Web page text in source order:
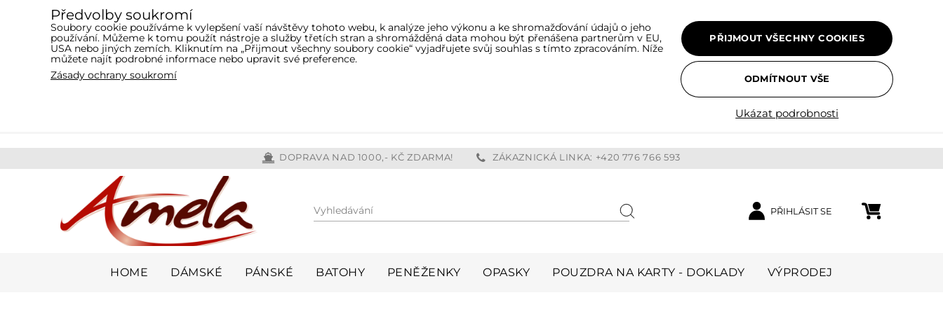
Vyhledávání
PŘIHLÁSIT SE
Nákupní košík
DOPRAVA NAD 1000,- KČ ZDARMA! ZÁKAZNICKÁ LINKA: +420 776 766 593
HOME DÁMSKÉ PÁNSKÉ BATOHY PENĚŽENKY OPASKY POUZDRA NA KARTY - DOKLADY VÝPRODEJ
Předvolby soukromí
Soubory cookie používáme k vylepšení vaší návštěvy tohoto webu, k analýze jeho výkonu a ke shromažďování údajů o jeho
používání. Můžeme k tomu použít nástroje a služby třetích stran a shromážděná data mohou být přenášena partnerům v EU,
USA nebo jiných zemích. Kliknutím na „Přijmout všechny soubory cookie“ vyjadřujete svůj souhlas s tímto zpracováním. Níže
můžete najít podrobné informace nebo upravit své preference.
Zásady ochrany soukromí
Ukázat podrobnosti
PŘIJMOUT VŠECHNY COOKIES
ODMÍTNOUT VŠE